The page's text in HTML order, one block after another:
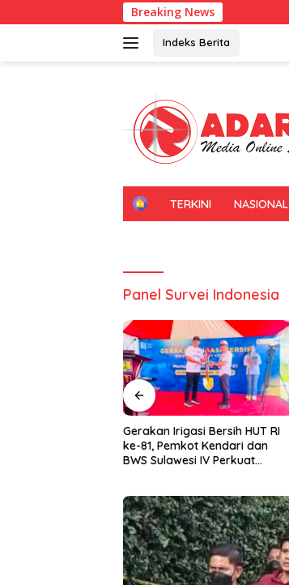
ke
Breaking News
Indeks Berita
H
TERKINI NASIONAL
Panel Survei Indonesia
Kadin Sultra Gandeng IAI Rawa
Aopa, Fokus Siapkan Lulusan
Siap Kerja dan Wirausaha